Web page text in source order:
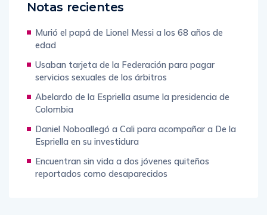
Notas recientes
Murió el papá de Lionel Messi a los 68 años de
edad
Usaban tarjeta de la Federación para pagar
servicios sexuales de los árbitros
Abelardo de la Espriella asume la presidencia de
Colombia
Daniel Noboallegó a Cali para acompañar a De la
Espriella en su investidura
Encuentran sin vida a dos jóvenes quiteños
reportados como desaparecidos